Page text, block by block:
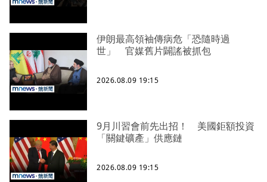
伊朗最高領袖傳病危「恐隨時過
世」 官媒舊片闢謠被抓包
2026.08.09 19:15
9月川習會前先出招！ 美國鉅額投資
「關鍵礦產」供應鏈
2026.08.09 19:15